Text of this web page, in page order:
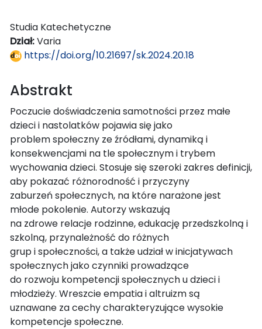
Studia Katechetyczne
Dział:Varia
https://doi.org/10.21697/sk.2024.20.18
Abstrakt
Poczucie doświadczenia samotności przez małe
dzieci i nastolatków pojawia się jako
problem społeczny ze źródłami, dynamiką i
konsekwencjami na tle społecznym i trybem
wychowania dzieci. Stosuje się szeroki zakres definicji,
aby pokazać różnorodność i przyczyny
zaburzeń społecznych, na które narażone jest
młode pokolenie. Autorzy wskazują
na zdrowe relacje rodzinne, edukację przedszkolną i
szkolną, przynależność do różnych
grup i społeczności, a także udział w inicjatywach
społecznych jako czynniki prowadzące
do rozwoju kompetencji społecznych u dzieci i
młodzieży. Wreszcie empatia i altruizm są
uznawane za cechy charakteryzujące wysokie
kompetencje społeczne.